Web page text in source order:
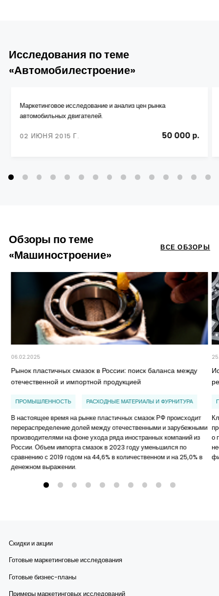
Исследования по теме
«Автомобилестроение»
Маркетинговое исследование и анализ цен рынка
автомобильных двигателей.
02 ИЮНЯ 2015 Г. 50 000 р.
Обзоры по теме
«Машиностроение»
ВСЕ ОБЗОРЫ
06.02.2025
Рынок пластичных смазок в России: поиск баланса между
отечественной и импортной продукцией
ПРОМЫШЛЕННОСТЬ РАСХОДНЫЕ МАТЕРИАЛЫ И ФУРНИТУРА
В настоящее время на рынке пластичных смазок РФ происходит
перераспределение долей между отечественными и зарубежными
производителями на фоне ухода ряда иностранных компаний из
России. Объем импорта смазок в 2023 году уменьшился по
сравнению с 2019 годом на 44,6% в количественном и на 25,0% в
денежном выражении.
о
Скидки и акции
Готовые маркетинговые исследования
Готовые бизнес-планы
Примеры маркетинговых исследований